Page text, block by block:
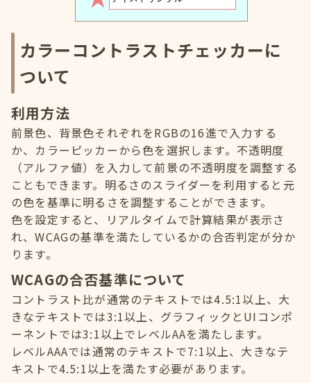
カラーコントラストチェッカーに
ついて
利用方法
前景色、背景色それぞれをRGBの16進で入力する
か、カラーピッカーから色を選択します。不透明度
（アルファ値）を入力して前景の不透明度を調整する
こともできます。明るさのスライダーを利用すると元
の色を基準に明るさを調整することができます。
色を設定すると、リアルタイムで計算結果が表示さ
れ、WCAGの基準を満たしているかの合否判定が分か
ります。
WCAGの合否基準について
コントラスト比が通常のテキストでは4.5:1以上、大
きなテキストでは3:1以上、グラフィックとUIコンポ
ーネントでは3:1以上でレベルAAを満たします。
レベルAAAでは通常のテキストで7:1以上、大きなテ
キストで4.5:1以上を満たす必要があります。